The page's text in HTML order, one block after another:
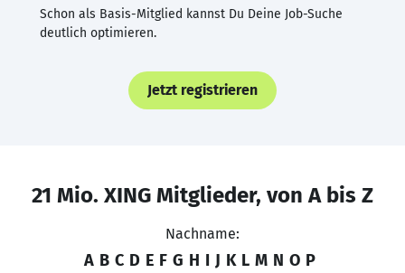
Schon als Basis-Mitglied kannst Du Deine Job-Suche
deutlich optimieren.
Jetzt registrieren
21 Mio. XING Mitglieder, von A bis Z
Nachname:
A B C D E F G H I J K L M N O P